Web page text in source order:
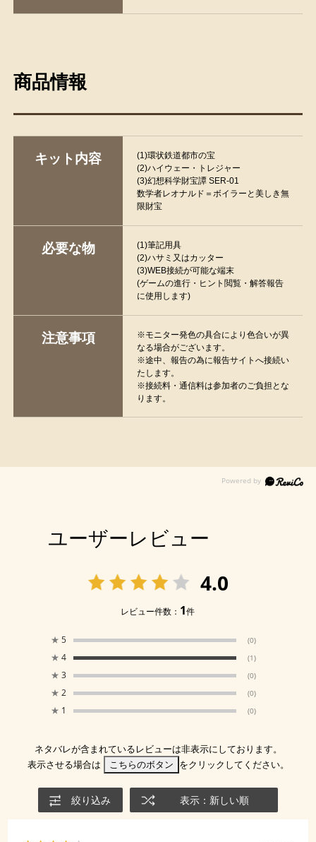
商品情報
キット内容
(1)環状鉄道都市の宝
(2)ハイウェー・トレジャー
(3)幻想科学財宝譚 SER-01
数学者レオナルド＝ボイラーと美しき無
限財宝
必要な物
(1)筆記用具
(2)ハサミ又はカッター
(3)WEB接続が可能な端末
(ゲームの進行・ヒント閲覧・解答報告
に使用します)
注意事項
※モニター発色の具合により色合いが異
なる場合がございます。
※途中、報告の為に報告サイトへ接続い
たします。
※接続料・通信料は参加者のご負担とな
ります。
ユーザーレビュー
4.0
レビュー件数： 1件
★ 5 (0)
★ 4 (1)
★ 3 (0)
★ 2 (0)
★ 1 (0)
ネタバレが含まれているレビューは非表示にしております。
表示させる場合は
こちらのボタン をクリックしてください。
絞り込み 表示：新しい順